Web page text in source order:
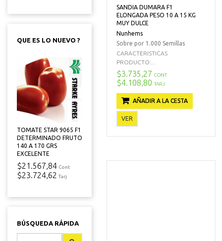
QUE ES LO NUEVO ?
TOMATE STAR 9065 F1
DETERMINADO FRUTO
140 A 170 GRS
EXCELENTE
$21.567,84 Cont
$23.724,62 Tarj
BÚSQUEDA RÁPIDA
SANDIA DUMARA F1
ELONGADA PESO 10 A 15 KG
MUY DULCE
Nunhems
Sobre por 1.000 Semillas
CARACTERISTICAS
PRODUCTO:...
$3.735,27 CONT
$4.108,80 TARJ
AÑADIR A LA CESTA
VER